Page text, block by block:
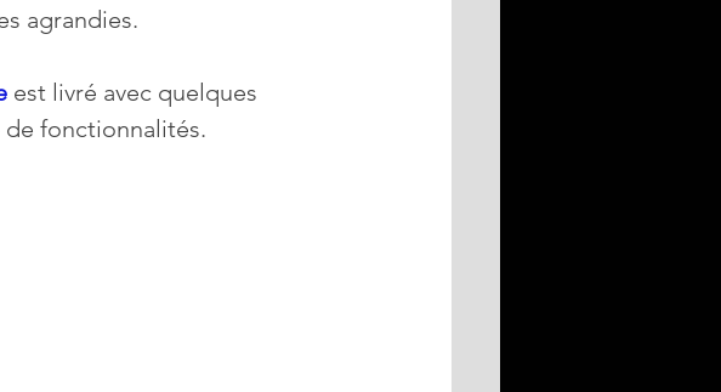
agrandies.
est livré avec quelques
fonctionnalités.